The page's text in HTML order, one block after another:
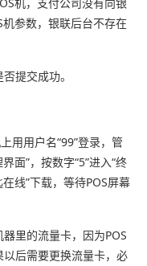
参数，银联后台不存在
提交成功。
用用户名“99”登录，管
面”，按数字“5”进入“终
线”下载，等待POS屏幕
里的流量卡，因为POS
后需要更换流量卡，必